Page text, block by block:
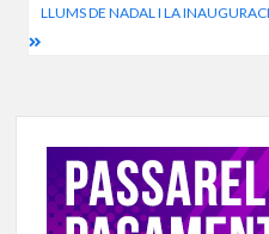
LLUMS DE NADAL I LA